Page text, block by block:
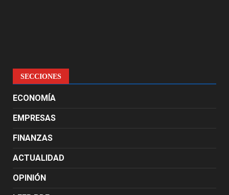
SECCIONES
ECONOMÍA
EMPRESAS
FINANZAS
ACTUALIDAD
OPINIÓN